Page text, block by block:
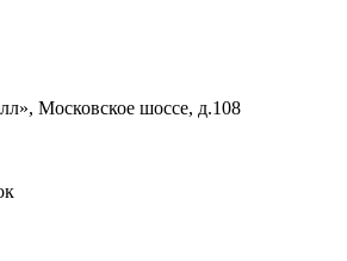
Московское шоссе, д.108